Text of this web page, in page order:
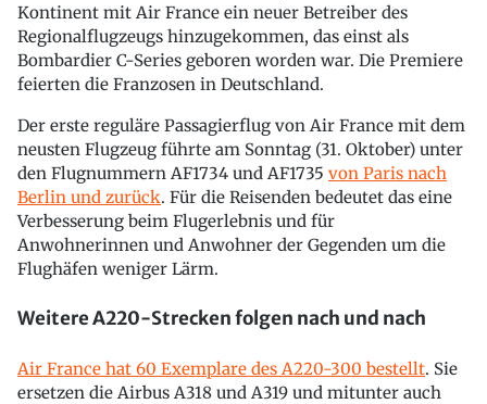
Kontinent mit Air France ein neuer Betreiber des
Regionalflugzeugs hinzugekommen, das einst als
Bombardier C-Series geboren worden war. Die Premiere
feierten die Franzosen in Deutschland.
Der erste reguläre Passagierflug von Air France mit dem
neusten Flugzeug führte am Sonntag (31. Oktober) unter
den Flugnummern AF1734 und AF1735 von Paris nach
Berlin und zurück. Für die Reisenden bedeutet das eine
Verbesserung beim Flugerlebnis und für
Anwohnerinnen und Anwohner der Gegenden um die
Flughäfen weniger Lärm.
Weitere A220-Strecken folgen nach und nach
Air France hat 60 Exemplare des A220-300 bestellt. Sie
ersetzen die Airbus A318 und A319 und mitunter auch